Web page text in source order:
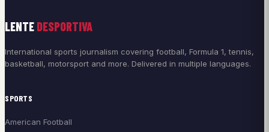
LENTE DESPORTIVA
International sports journalism covering football, Formula 1, tennis,
basketball, motorsport and more. Delivered in multiple languages.
SPORTS
American Football